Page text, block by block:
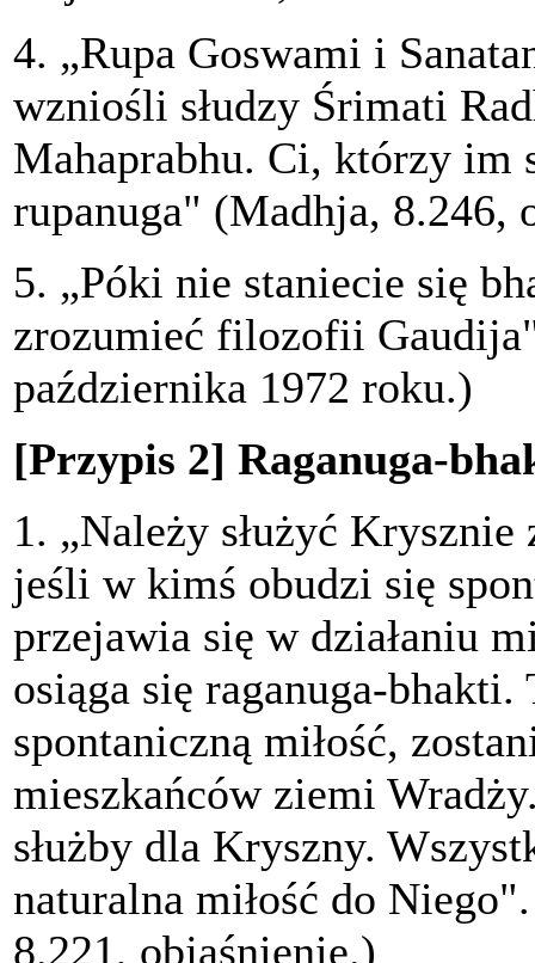
4. „Rupa Goswami i
wzniośli słudzy Śrimati
Mahaprabhu. Ci, którzy im
rupanuga" (Madhja, 8.246,
5. „Póki nie staniecie się
zrozumieć filozofii
października 1972 roku.)
[Przypis 2] Raganuga-
1. „Należy służyć
jeśli w kimś obudzi się
przejawia się w działaniu
osiąga się raganuga-
spontaniczną miłość,
mieszkańców ziemi
służby dla Kryszny.
naturalna miłość do
8.221, objaśnienie.)